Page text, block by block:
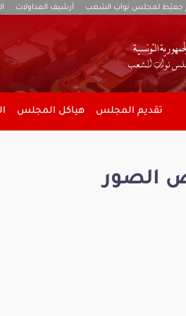
جعيّط لمجلس نواب الشعب أرشيف المداولات
تقديم المجلس هياكل المجلس
الصور